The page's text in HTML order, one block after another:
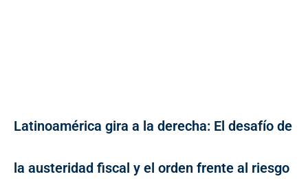
Latinoamérica gira a la derecha: El desafío de
la austeridad fiscal y el orden frente al riesgo